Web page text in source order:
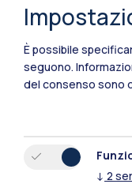
IT EN
Sedi
Milano
Cremona
È possibile
seguono.
del consenso sono
↓ 2